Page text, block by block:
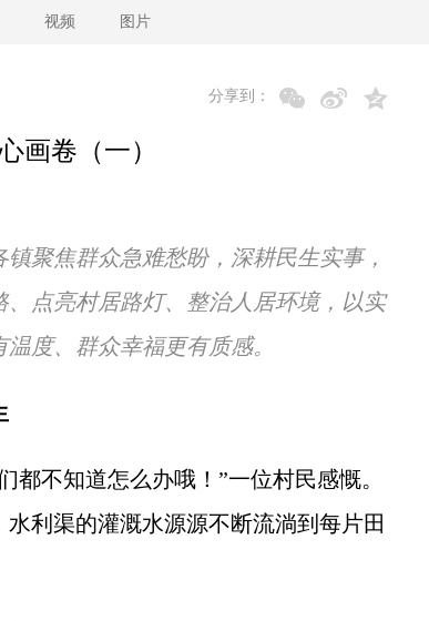
视频 图片
分享到：
画卷（一）
聚焦群众急难愁盼，深耕民生实事，
点亮村居路灯、整治人居环境，以实
度、群众幸福更有质感。
不知道怎么办哦！”一位村民感慨。
利渠的灌溉水源源不断流淌到每片田